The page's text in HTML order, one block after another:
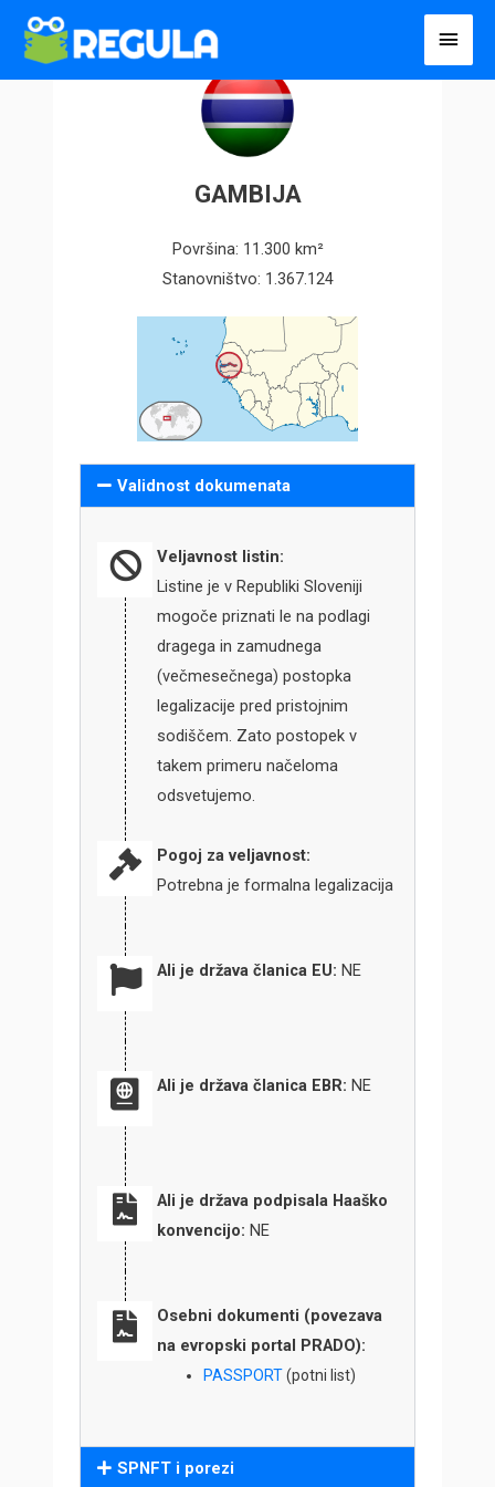
Пређи
GAMBIJA
Površina: 11.300 km²
Stanovništvo: 1.367.124
Validnost dokumenata
Veljavnost listin:
Listine je v Republiki Sloveniji
mogoče priznati le na podlagi
dragega in zamudnega
(večmesečnega) postopka
legalizacije pred pristojnim
sodiščem. Zato postopek v
takem primeru načeloma
odsvetujemo.
Pogoj za veljavnost:
Potrebna je formalna legalizacija
Ali je država članica EU:NE
Ali je država članica EBR:NE
Ali je država podpisala Haaško
konvencijo:NE
Osebni dokumenti (povezava
na evropski portal PRADO):
PASSPORT(potni list)
SPNFT i porezi